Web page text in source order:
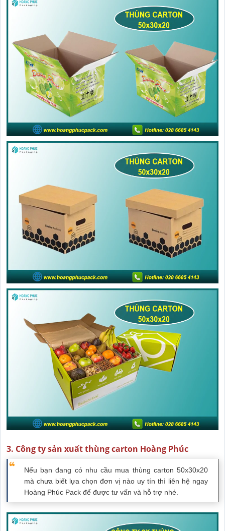
3. Công ty sản xuất thùng carton Hoàng Phúc
Nếu bạn đang có nhu cầu mua thùng carton 50x30x20
mà chưa biết lựa chọn đơn vị nào uy tín thì liên hệ ngay
Hoàng Phúc Pack để được tư vấn và hỗ trợ nhé.